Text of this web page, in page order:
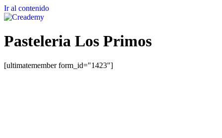
Ir al contenido
Pasteleria Los Primos
[ultimatemember form_id="1423"]